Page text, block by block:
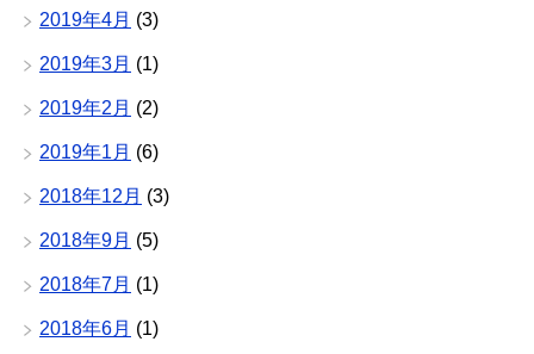
2019年4月 (3)
2019年3月 (1)
2019年2月 (2)
2019年1月 (6)
2018年12月 (3)
2018年9月 (5)
2018年7月 (1)
2018年6月 (1)